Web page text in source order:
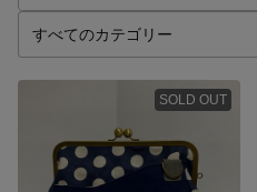
SOLD OUT